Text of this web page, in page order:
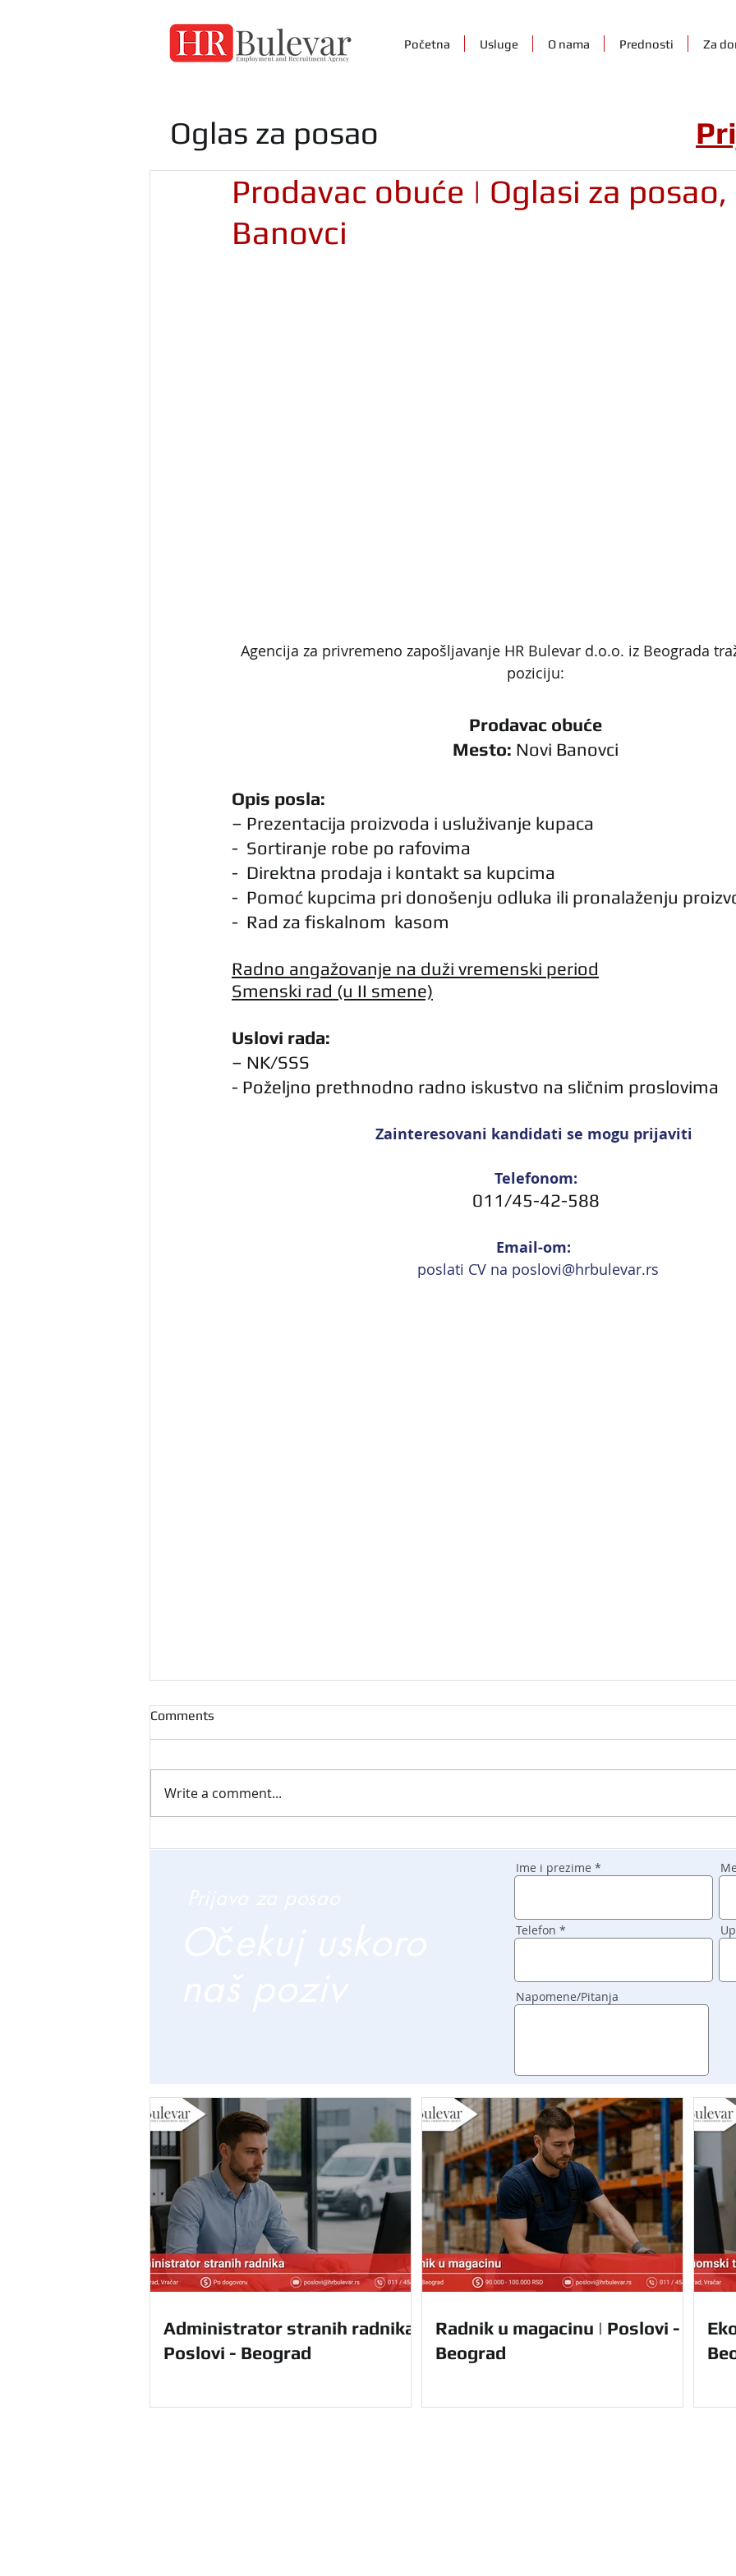
Početna Usluge O nama Prednosti Za
Prodavac obuće | Oglasi za
Banovci
Agencija za privremeno zapošljavanje HR Bulevar d.o.o. iz Beograda
poziciju:
Prodavac obuće
Mesto: Novi Banovci
Opis posla:
– Prezentacija proizvoda i usluživanje kupaca
-  Sortiranje robe po rafovima
-  Direktna prodaja i kontakt sa kupcima
-  Pomoć kupcima pri donošenju odluka ili pronalaženju
-  Rad za fiskalnom  kasom
Radno angažovanje na duži vremenski period
Smenski rad (u II smene)
Uslovi rada:
– NK/SSS
- Poželjno prethnodno radno iskustvo na sličnim proslovima
Zainteresovani kandidati se mogu prijaviti
Telefonom:
011/45-42-588
Email-om:
poslati CV na poslovi@hrbulevar.rs
Comments
Write a comment...
Oglas za posao
Ime i prezime
Telefon
Napomene/Pitanja
Administrator stranih radnika |
Poslovi - Beograd
Radnik u magacinu | Poslovi -
Beograd